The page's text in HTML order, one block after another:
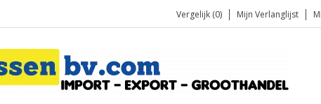
Vergelijk (0) Mijn Verlanglijst